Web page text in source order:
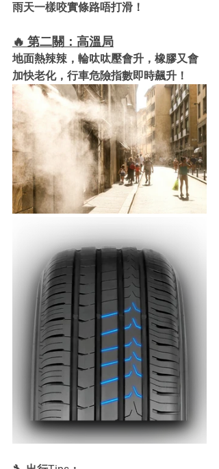
雨天一樣咬實條路唔打滑！
🔥 第二關：高溫局
地面熱辣辣，輪呔呔壓會升，橡膠又會
加快老化，行車危險指數即時飆升！